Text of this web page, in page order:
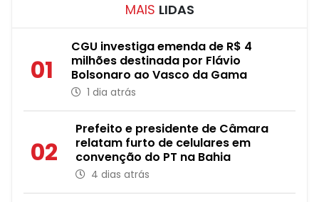
MAIS LIDAS
01
CGU investiga emenda de R$ 4
milhões destinada por Flávio
Bolsonaro ao Vasco da Gama
1 dia atrás
02
Prefeito e presidente de Câmara
relatam furto de celulares em
convenção do PT na Bahia
4 dias atrás